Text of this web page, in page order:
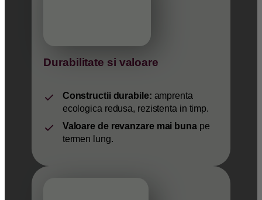
Durabilitate si valoare
Constructii durabile: amprenta
ecologica redusa, rezistenta in timp.
Valoare de revanzare mai bunape
termen lung.